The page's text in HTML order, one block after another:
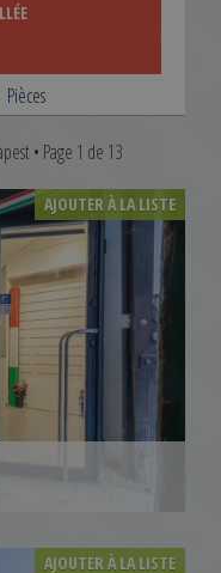
Pièces
• Page 1 de 13
AJOUTER À LA LISTE
AJOUTER À LA LISTE